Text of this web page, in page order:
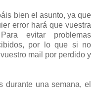
bien el asunto, ya que
error hará que vuestra
evitar problemas
por lo que si no
mail por perdido y
durante una semana, el